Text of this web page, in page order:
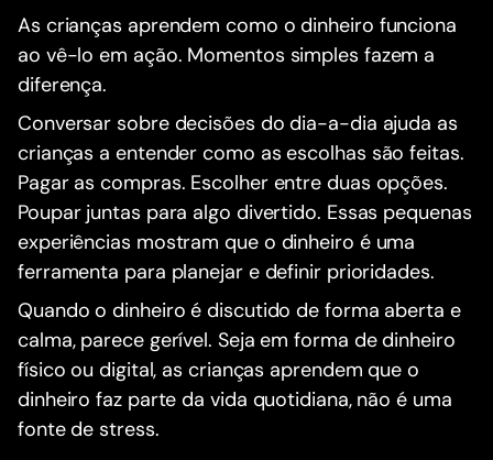
As crianças aprendem como o dinheiro funciona
ao vê-lo em ação. Momentos simples fazem a
diferença.
Conversar sobre decisões do dia-a-dia ajuda as
crianças a entender como as escolhas são feitas.
Pagar as compras. Escolher entre duas opções.
Poupar juntas para algo divertido. Essas pequenas
experiências mostram que o dinheiro é uma
ferramenta para planejar e definir prioridades.
Quando o dinheiro é discutido de forma aberta e
calma, parece gerível. Seja em forma de dinheiro
físico ou digital, as crianças aprendem que o
dinheiro faz parte da vida quotidiana, não é uma
fonte de stress.